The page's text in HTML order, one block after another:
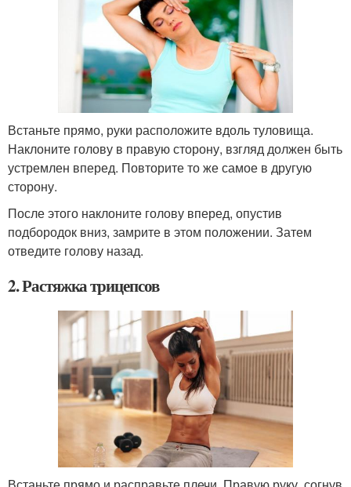
Встаньте прямо, руки расположите вдоль туловища.
Наклоните голову в правую сторону, взгляд должен быть
устремлен вперед. Повторите то же самое в другую
сторону.
После этого наклоните голову вперед, опустив
подбородок вниз, замрите в этом положении. Затем
отведите голову назад.
2. Растяжка трицепсов